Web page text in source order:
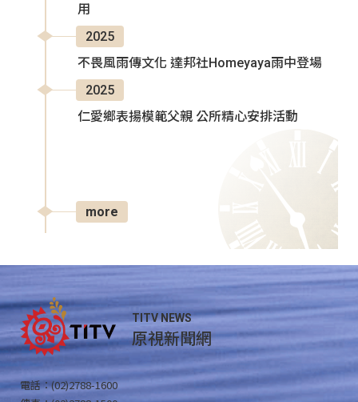
用
2025
不畏風雨傳文化 達邦社Homeyaya雨中登場
2025
仁愛鄉表揚模範父親 公所精心安排活動
more
TITV NEWS
原視新聞網
電話：(02)2788-1600